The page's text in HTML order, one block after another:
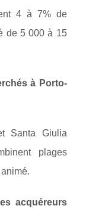
4 à 7% de
de 5 000 à 15
à Porto-
Santa Giulia
plages
acquéreurs